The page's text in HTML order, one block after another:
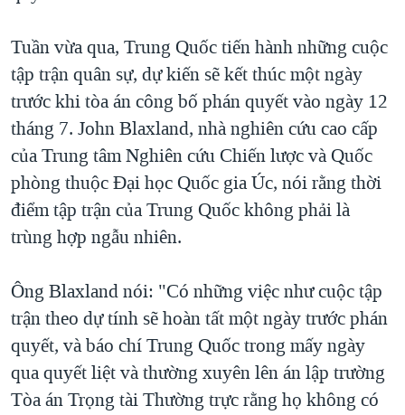
Tuần vừa qua, Trung Quốc tiến hành những cuộc
tập trận quân sự, dự kiến sẽ kết thúc một ngày
trước khi tòa án công bố phán quyết vào ngày 12
tháng 7. John Blaxland, nhà nghiên cứu cao cấp
của Trung tâm Nghiên cứu Chiến lược và Quốc
phòng thuộc Đại học Quốc gia Úc, nói rằng thời
điểm tập trận của Trung Quốc không phải là
trùng hợp ngẫu nhiên.
Ông Blaxland nói: "Có những việc như cuộc tập
trận theo dự tính sẽ hoàn tất một ngày trước phán
quyết, và báo chí Trung Quốc trong mấy ngày
qua quyết liệt và thường xuyên lên án lập trường
Tòa án Trọng tài Thường trực rằng họ không có